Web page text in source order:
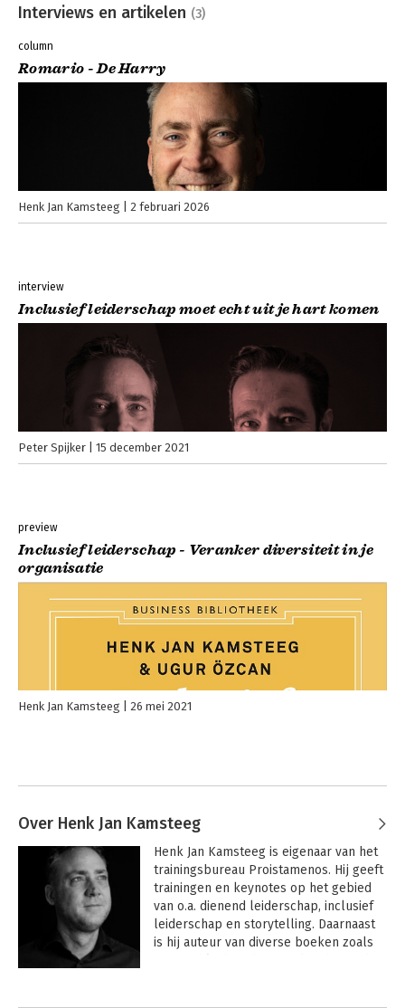
Interviews en artikelen (3)
column
Romario - De Harry
Henk Jan Kamsteeg 2 februari 2026
interview
Inclusief leiderschap moet echt uit je hart komen
Peter Spijker 15 december 2021
preview
Inclusief leiderschap - Veranker diversiteit in je
organisatie
Henk Jan Kamsteeg 26 mei 2021
Over Henk Jan Kamsteeg
Henk Jan Kamsteeg is eigenaar van het
trainingsbureau Proistamenos. Hij geeft
trainingen en keynotes op het gebied
van o.a. dienend leiderschap, inclusief
leiderschap en storytelling. Daarnaast